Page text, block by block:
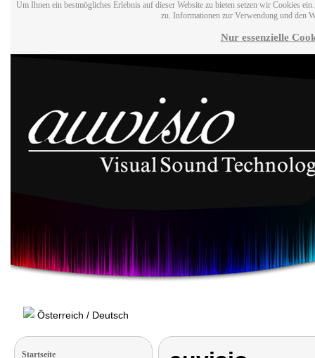
Um Ihnen ein bestmögliches Erlebnis auf dieser Website zu bieten setzen wir Cookies
zu. Informationen zur Verwendung und den
Nur essenzielle
Österreich / Deutsch
Startseite